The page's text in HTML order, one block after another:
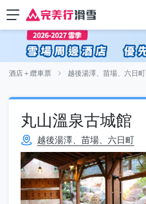
酒店＋纜車票 越後湯澤、苗場、六日町
丸山溫泉古城館
越後湯澤、苗場、六日町